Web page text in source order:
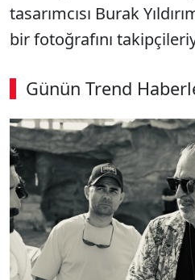
tasarımcısı Burak
bir fotoğrafını
Günün Trend
00:03 / 08:43